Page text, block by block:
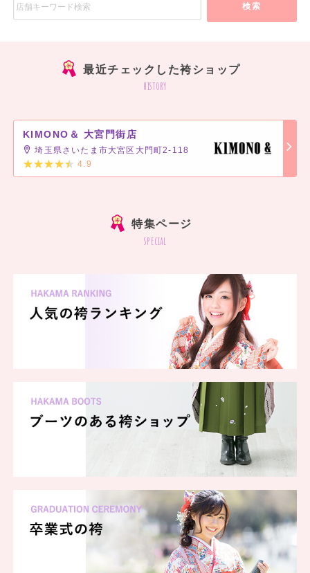
検索
最近チェックした袴ショップ
history
KIMONO＆ 大宮門街店
埼玉県さいたま市大宮区大門町2-118
4.9
特集ページ
special